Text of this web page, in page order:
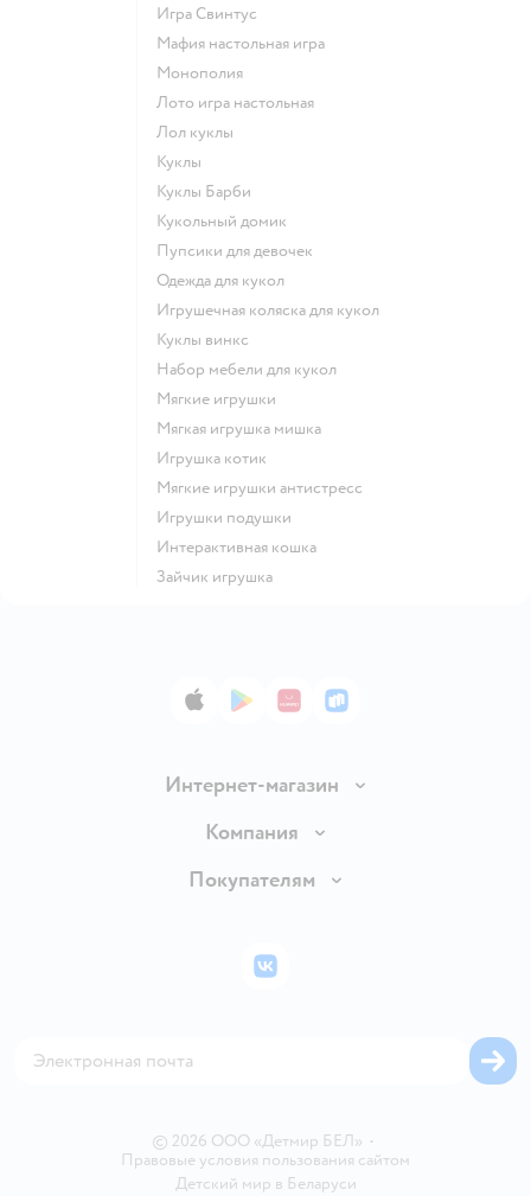
Игра Свинтус
Мафия настольная игра
Монополия
Лото игра настольная
Лол куклы
Куклы
Куклы Барби
Кукольный домик
Пупсики для девочек
Одежда для кукол
Игрушечная коляска для кукол
Куклы винкс
Набор мебели для кукол
Мягкие игрушки
Мягкая игрушка мишка
Игрушка котик
Мягкие игрушки антистресс
Игрушки подушки
Интерактивная кошка
Зайчик игрушка
App StoreGoogle Play
AppGallery
RuStore
Интернет-магазин
Доставка и оплата
Правила продажи
Политика использования файлов cookie
Компания
Вакансии
Покупателям
Бонусные карты
© 2026 ООО «Детмир БЕЛ» •
Правовые условия пользования сайтом
Детский мир в Беларуси
ВКонтакте